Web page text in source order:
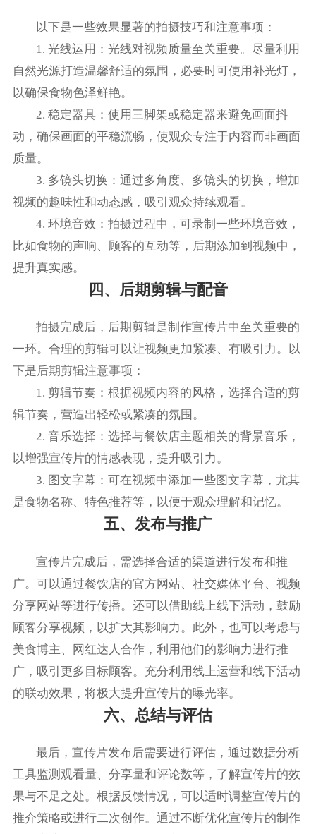
以下是一些效果显著的拍摄技巧和注意事项：
1. 光线运用：光线对视频质量至关重要。尽量利用
自然光源打造温馨舒适的氛围，必要时可使用补光灯，
以确保食物色泽鲜艳。
2. 稳定器具：使用三脚架或稳定器来避免画面抖
动，确保画面的平稳流畅，使观众专注于内容而非画面
质量。
3. 多镜头切换：通过多角度、多镜头的切换，增加
视频的趣味性和动态感，吸引观众持续观看。
4. 环境音效：拍摄过程中，可录制一些环境音效，
比如食物的声响、顾客的互动等，后期添加到视频中，
提升真实感。
四、后期剪辑与配音
拍摄完成后，后期剪辑是制作宣传片中至关重要的
一环。合理的剪辑可以让视频更加紧凑、有吸引力。以
下是后期剪辑注意事项：
1. 剪辑节奏：根据视频内容的风格，选择合适的剪
辑节奏，营造出轻松或紧凑的氛围。
2. 音乐选择：选择与餐饮店主题相关的背景音乐，
以增强宣传片的情感表现，提升吸引力。
3. 图文字幕：可在视频中添加一些图文字幕，尤其
是食物名称、特色推荐等，以便于观众理解和记忆。
五、发布与推广
宣传片完成后，需选择合适的渠道进行发布和推
广。可以通过餐饮店的官方网站、社交媒体平台、视频
分享网站等进行传播。还可以借助线上线下活动，鼓励
顾客分享视频，以扩大其影响力。此外，也可以考虑与
美食博主、网红达人合作，利用他们的影响力进行推
广，吸引更多目标顾客。充分利用线上运营和线下活动
的联动效果，将极大提升宣传片的曝光率。
六、总结与评估
最后，宣传片发布后需要进行评估，通过数据分析
工具监测观看量、分享量和评论数等，了解宣传片的效
果与不足之处。根据反馈情况，可以适时调整宣传片的
推介策略或进行二次创作。通过不断优化宣传片的制作